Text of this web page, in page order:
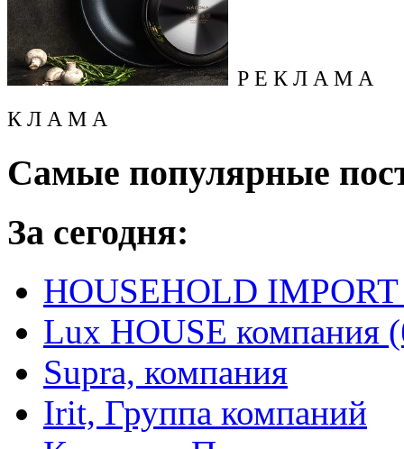
Р Е К Л А М А
К Л А М А
Самые популярные
За сегодня:
HOUSEHOLD
Lux HOUSE компания
Supra, компания
Irit, Группа компаний